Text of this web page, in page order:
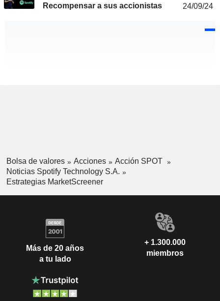
Recompensar a sus accionistas
24/09/24
Bolsa de valores Acciones
Acción SPOT
Noticias Spotify Technology S.A.
Estrategias MarketScreener
Más de 20 años
a tu lado
+ 1.300.000
miembros